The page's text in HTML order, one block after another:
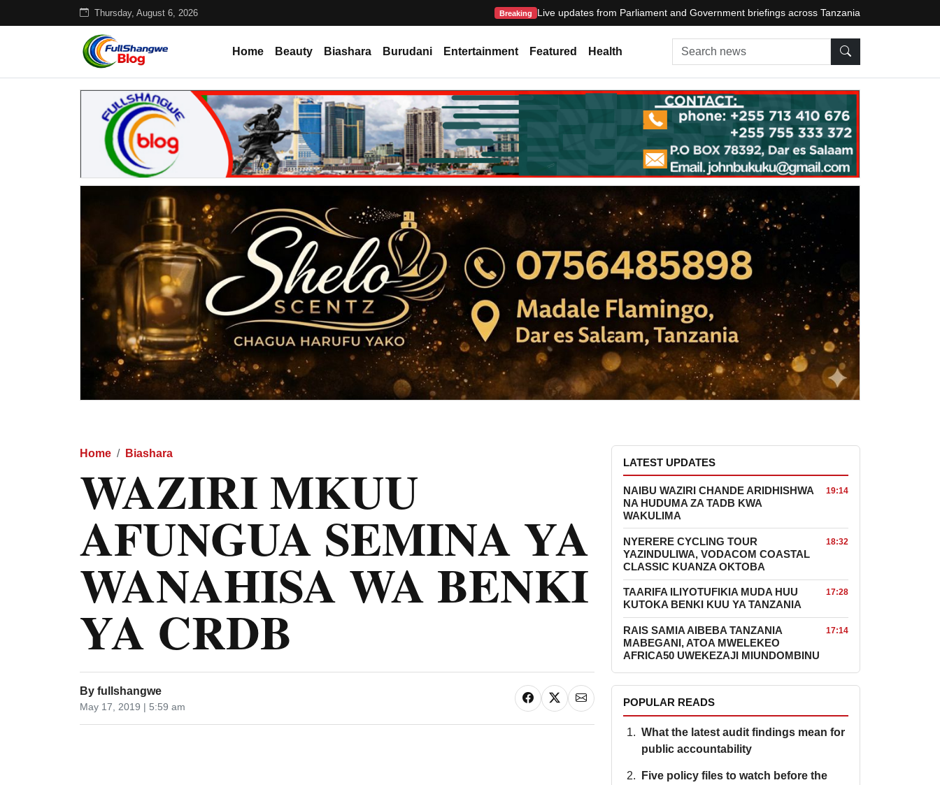
Thursday, August 6, 2026 Breaking Live updates from Parliament and Government briefings across Tanzania
Home Beauty Biashara Burudani Entertainment Featured Health Search news
Home Biashara
WAZIRI MKUU
AFUNGUA SEMINA YA
WANAHISA WA BENKI
YA CRDB
By fullshangwe
May 17, 2019 | 5:59 am
LATEST UPDATES
NAIBU WAZIRI CHANDE ARIDHISHWA
NA HUDUMA ZA TADB KWA
WAKULIMA
19:14
NYERERE CYCLING TOUR
YAZINDULIWA, VODACOM COASTAL
CLASSIC KUANZA OKTOBA
18:32
TAARIFA ILIYOTUFIKIA MUDA HUU
KUTOKA BENKI KUU YA TANZANIA
17:28
RAIS SAMIA AIBEBA TANZANIA
MABEGANI, ATOA MWELEKEO
AFRICA50 UWEKEZAJI MIUNDOMBINU
17:14
POPULAR READS
What the latest audit findings mean for
public accountability
Five policy files to watch before the